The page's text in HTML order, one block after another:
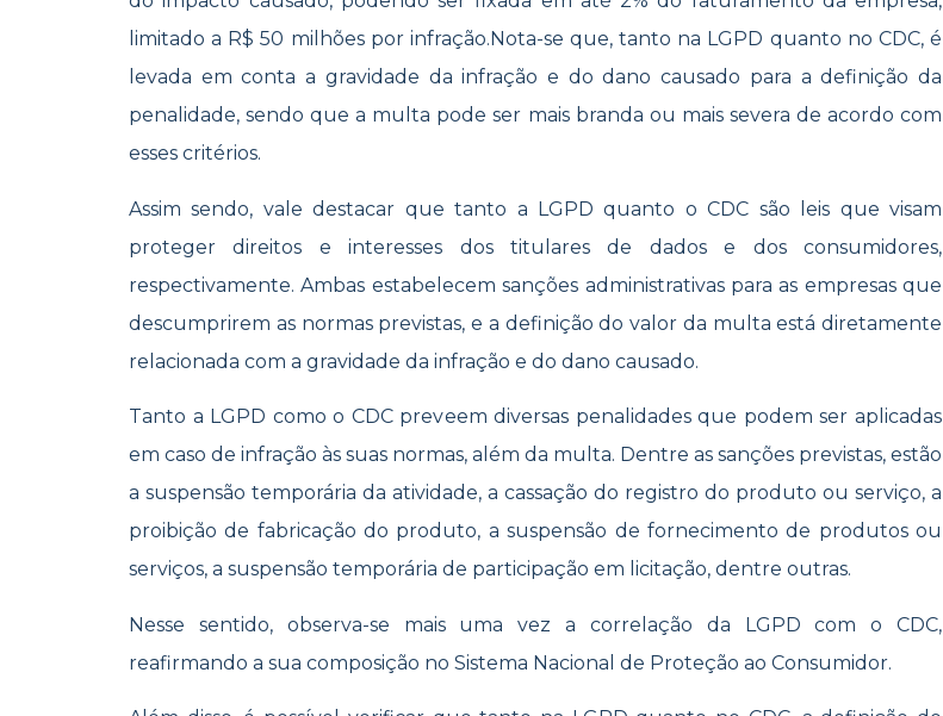
limitado a R$ 50 milhões por infração.Nota-se que, tanto na LGPD quanto no CDC, é
levada em conta a gravidade da infração e do dano causado para a definição da
penalidade, sendo que a multa pode ser mais branda ou mais severa de acordo com
esses critérios.
Assim sendo, vale destacar que tanto a LGPD quanto o CDC são leis que visam
proteger direitos e interesses dos titulares de dados e dos consumidores,
respectivamente. Ambas estabelecem sanções administrativas para as empresas que
descumprirem as normas previstas, e a definição do valor da multa está diretamente
relacionada com a gravidade da infração e do dano causado.
Tanto a LGPD como o CDC preveem diversas penalidades que podem ser aplicadas
em caso de infração às suas normas, além da multa. Dentre as sanções previstas, estão
a suspensão temporária da atividade, a cassação do registro do produto ou serviço, a
proibição de fabricação do produto, a suspensão de fornecimento de produtos ou
serviços, a suspensão temporária de participação em licitação, dentre outras.
Nesse sentido, observa-se mais uma vez a correlação da LGPD com o CDC,
reafirmando a sua composição no Sistema Nacional de Proteção ao Consumidor.